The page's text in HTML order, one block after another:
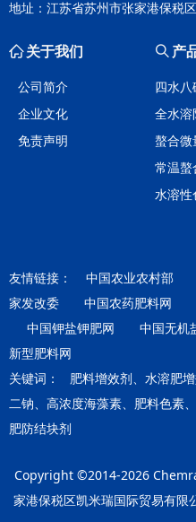
ꀇ 关于我们
公司简介
企业文化
免责声明
四水八
全水溶
螯合微
常温螯
水溶性
ꄠ 产
地址：江苏省苏州市张家港保税
友情链接： 中国农业农村部
家发改委
中国农药肥料网
中国钾盐钾肥网
中国无
新型肥料网
关键词： 肥料增效剂、水溶肥
二钠、高浓度海藻素、肥料色素
肥防结块剂
Copyright ©2014-2026
家港保税区凯米瑞国际贸易有限